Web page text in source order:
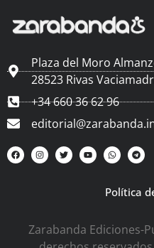
Plaza del Moro
28523 Rivas
+34 660 36 62 96
Política
Zarabanda Ediciones-